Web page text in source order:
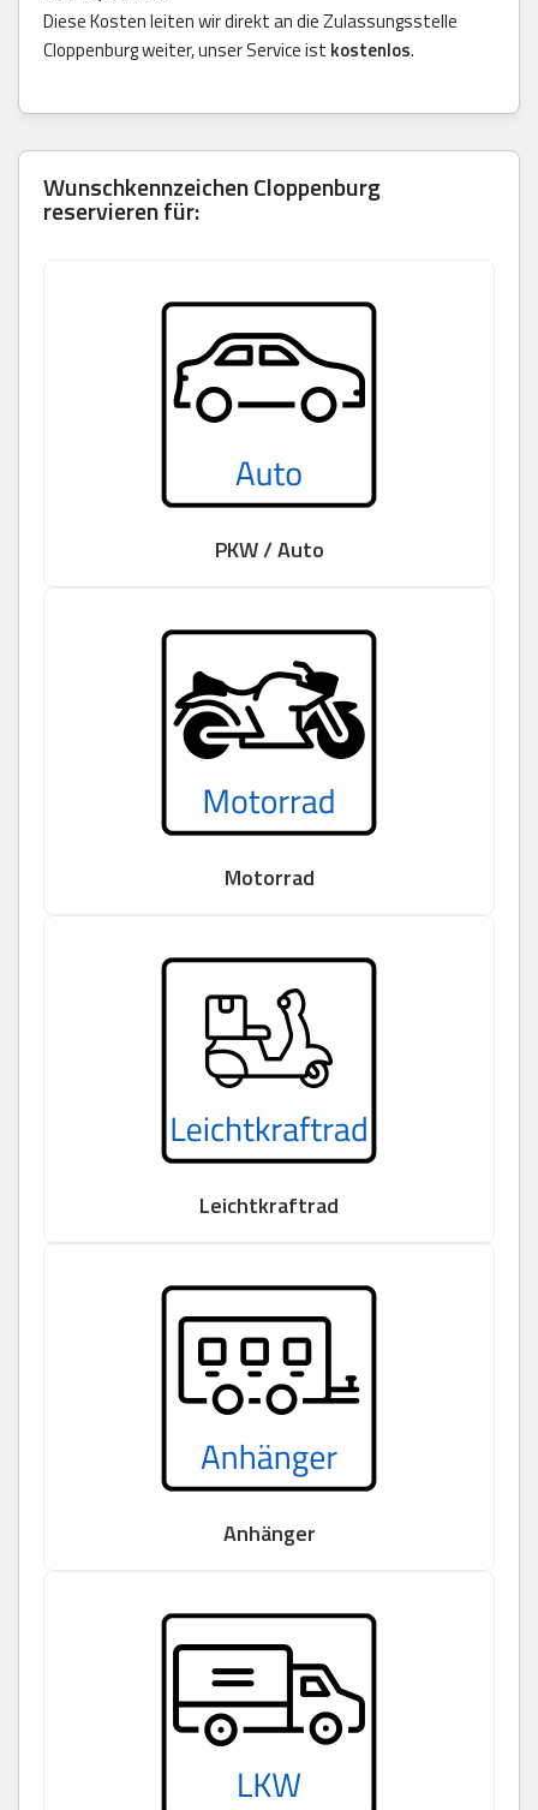
Diese Kosten leiten wir direkt an die Zulassungsstelle
Cloppenburg weiter, unser Service ist kostenlos.
Wunschkennzeichen Cloppenburg
reservieren für:
PKW / Auto
Motorrad
Leichtkraftrad
Anhänger